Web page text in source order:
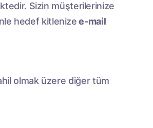
Sizin müşterilerinize
hedef kitlenizee-mail
olmak üzere diğer tüm